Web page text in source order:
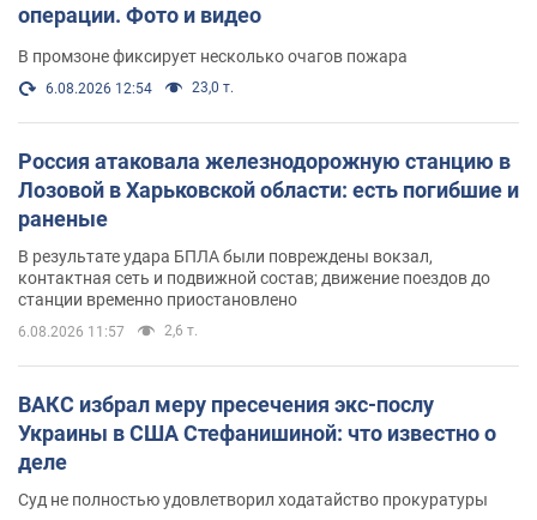
операции. Фото и видео
В промзоне фиксирует несколько очагов пожара
6.08.2026 12:54 23,0 т.
Россия атаковала железнодорожную станцию в
Лозовой в Харьковской области: есть погибшие и
раненые
В результате удара БПЛА были повреждены вокзал,
контактная сеть и подвижной состав; движение поездов до
станции временно приостановлено
6.08.2026 11:57 2,6 т.
ВАКС избрал меру пресечения экс-послу
Украины в США Стефанишиной: что известно о
деле
Суд не полностью удовлетворил ходатайство прокуратуры